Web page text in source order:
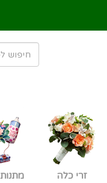
זרי כלה